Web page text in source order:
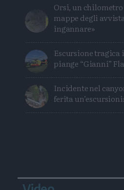
Orsi, un
mappe degli
ingannare»
Escursione tragica
piange “Gianni”
Incidente nel
ferita